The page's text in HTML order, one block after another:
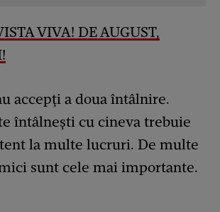
VIVA! DE AUGUST,
accepți a doua întâlnire.
întâlnești cu cineva trebuie
la multe lucruri. De multe
sunt cele mai importante.